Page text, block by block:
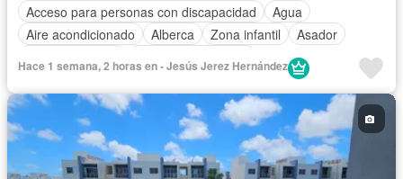
Acceso para personas con discapacidad
Agua
Aire acondicionado
Alberca Zona infantil
Asador
Cocina equipada
Cocina integral
Cuarto de Limpieza
Electricidad
Estacionamiento
Gas natural Gimnasio
Internet
Jacuzzi
Despacho
Recámara con closet
Sala polivalente
Seguridad Televisión por cable
Wifi
Hace 1 semana, 2 horas en - Jesús Jerez Hernández